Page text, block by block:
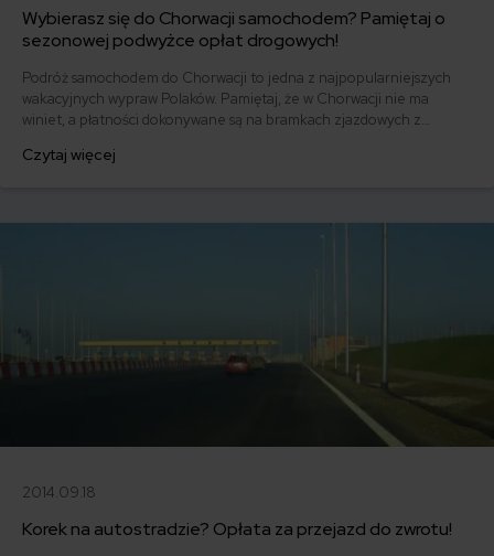
Wybierasz się do Chorwacji samochodem? Pamiętaj o
sezonowej podwyżce opłat drogowych!
Podróż samochodem do Chorwacji to jedna z najpopularniejszych
wakacyjnych wypraw Polaków. Pamiętaj, że w Chorwacji nie ma
winiet, a płatności dokonywane są na bramkach zjazdowych z
wyższe niż w poprzednich latach!
Czytaj więcej
2014.09.18
Korek na autostradzie? Opłata za przejazd do zwrotu!